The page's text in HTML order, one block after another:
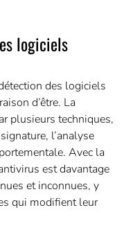
logiciels
des logiciels
d’être. La
plusieurs techniques,
l’analyse
Avec la
est davantage
et inconnues, y
qui modifient leur